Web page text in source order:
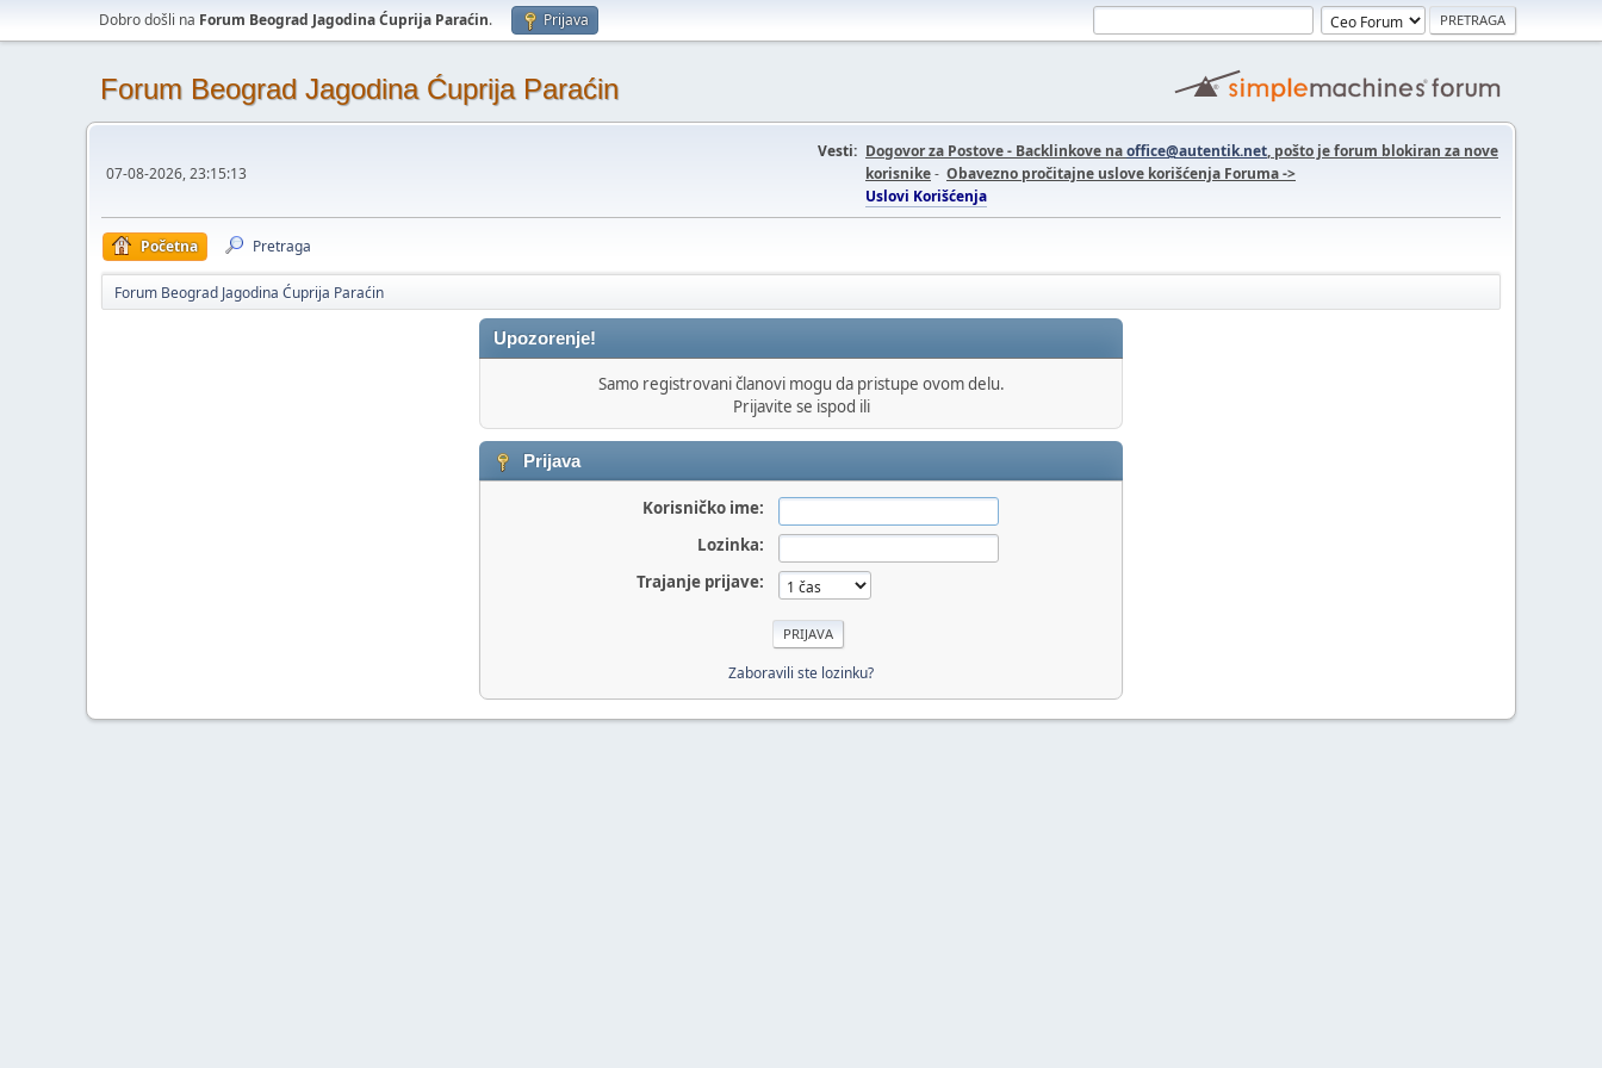
Dobro došli na Forum Beograd Jagodina Ćuprija Paraćin. Prijava
Forum Beograd Jagodina Ćuprija Paraćin
07-08-2026, 23:15:13
Vesti: Dogovor za Postove - Backlinkove naoffice@autentik.net, pošto je forum blokiran za nove
korisnike- Obavezno pročitajne uslove korišćenja Foruma ->
Uslovi Korišćenja
Početna Pretraga
Forum Beograd Jagodina Ćuprija Paraćin
Upozorenje!
Samo registrovani članovi mogu da pristupe ovom delu.
Prijavite se ispod ili
Prijava
Korisničko ime:
Lozinka:
Trajanje prijave:
Zaboravili ste lozinku?